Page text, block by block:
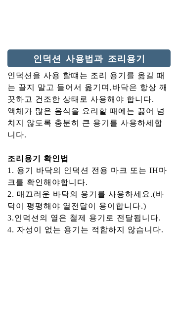
인덕션 사용법과 조리용기
인덕션을 사용 할떄는 조리 용기를 옮길 때
는 끌지 말고 들어서 옮기며,바닥은 항상 깨
끗하고 건조한 상태로 사용해야 합니다.
액체가 많은 음식을 요리할 때에는 끓어 넘
치지 않도록 충분히 큰 용기를 사용하세합
니다.
조리용기 확인법
1. 용기 바닥의 인덕션 전용 마크 또는 IH마
크를 확인해야합니다.
2. 매끄러운 바닥의 용기를 사용하세요.(바
닥이 평평해야 열전달이 용이합니다.)
3.인덕션의 열은 철제 용기로 전달됩니다.
4. 자성이 없는 용기는 적합하지 않습니다.